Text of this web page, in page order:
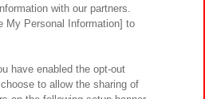
ェブアクセシビリティ方針と検証結果
に
針 よくあるご質問・お問い合わせ
with our partners.
My Personal Information] to
have enabled the opt-out
to allow the sharing of